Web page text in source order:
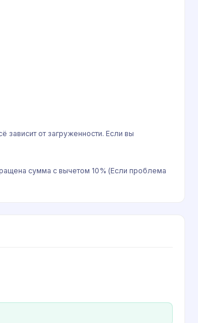
зависит от загруженности. Если вы
сумма с вычетом 10% (Если проблема